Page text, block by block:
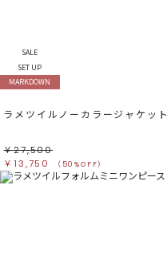
SALE
SET UP
MARKDOWN
ラメツイルノーカラージャケット
￥27,500
￥13,750
（50%OFF）